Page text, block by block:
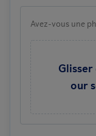
Avez-vous une
our